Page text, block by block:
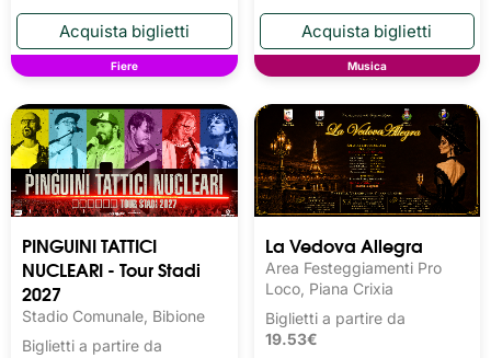
Fiere Musica
PINGUINI TATTICI
NUCLEARI - Tour Stadi
2027
Stadio Comunale, Bibione
Biglietti a partire da
La Vedova Allegra
Area Festeggiamenti Pro
Loco, Piana Crixia
Biglietti a partire da
19.53€